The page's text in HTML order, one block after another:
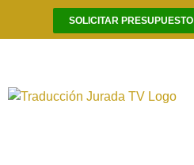
contenido
SOLICITAR PRESUPUESTO